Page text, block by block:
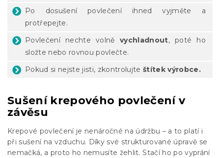
Po dosušení povlečení ihned vyjměte a
protřepejte.
Povlečení nechte volně vychladnout, poté ho
složte nebo rovnou povlečte.
Pokud si nejste jisti, zkontrolujte štítek výrobce.
Sušení krepového povlečení v
závěsu
Krepové povlečení je nenáročné na údržbu – a to platí i
při sušení na vzduchu. Díky své strukturované úpravě se
nemačká, a proto ho nemusíte žehlit. Stačí ho po vyprání